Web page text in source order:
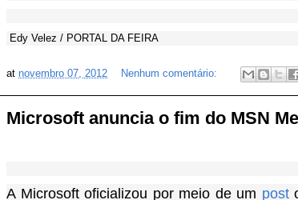
Edy Velez / PORTAL DA FEIRA
at novembro 07, 2012 Nenhum comentário:
Microsoft anuncia o fim do MSN
A Microsoft oficializou por meio de um post